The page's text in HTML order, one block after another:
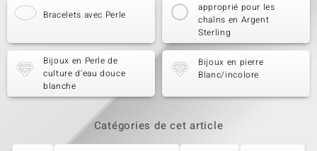
Bracelets avec Perle
approprié pour les
chaîns en Argent
Sterling
Bijoux en Perle de
culture d'eau douce
blanche
Bijoux en pierre
Blanc/incolore
Catégories de cet article